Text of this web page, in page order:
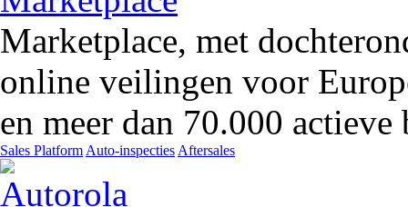
Marketplace, met
online veilingen voor
en meer dan 70.000 actieve
Sales Platform Auto-inspecties Aftersales